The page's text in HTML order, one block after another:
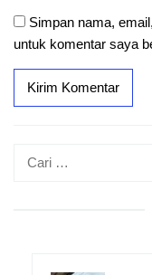
Simpan nama,
untuk komentar saya